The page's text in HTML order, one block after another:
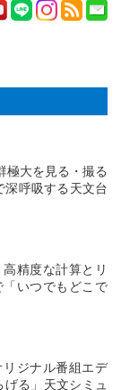
極大を見る・撮る
呼吸する天文台
精度な計算とリ
いつでもどこで
ジナル番組エデ
る」天文シミュ